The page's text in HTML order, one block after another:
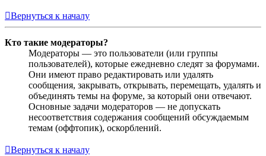
Вернуться к началу
Кто такие модераторы?
Модераторы — это пользователи (или группы
пользователей), которые ежедневно следят за форумами.
Они имеют право редактировать или удалять
сообщения, закрывать, открывать, перемещать, удалять и
объединять темы на форуме, за который они отвечают.
Основные задачи модераторов — не допускать
несоответствия содержания сообщений обсуждаемым
темам (оффтопик), оскорблений.
Вернуться к началу